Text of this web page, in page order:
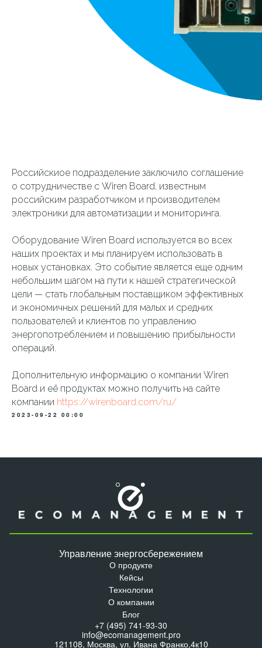
Российскиое подразделение заключило соглашение
о сотрудничестве с Wiren Board, известным
российским разработчиком и производителем
электроники для автоматизации и мониторинга.
Оборудование Wiren Board используется во всех
наших проектах и мы планируем использовать в
новых установках. Это событие является еще одним
небольшим шагом на пути к нашей стратегической
цели — стать глобальным поставщиком эффективных
и экономичных решений для малых и средних
пользователей и клиентов по управлению
энергопотреблением и повышению прибыльности
операций.
Дополнительную информацию о компании Wiren
Board и её продуктах можно получить на сайте
компании https://wirenboard.com/ru/
2023-09-22 00:00
Управление энергосбережением
О продукте
Кейсы
Технологии
О компании
Блог
+7 (495) 741-93-30
info@ecomanagement.pro
121108, Москва, ул. Ивана Франко,4к10